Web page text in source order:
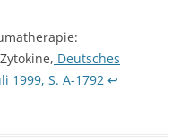
Deutsches
1999, S. A-1792 ↩︎